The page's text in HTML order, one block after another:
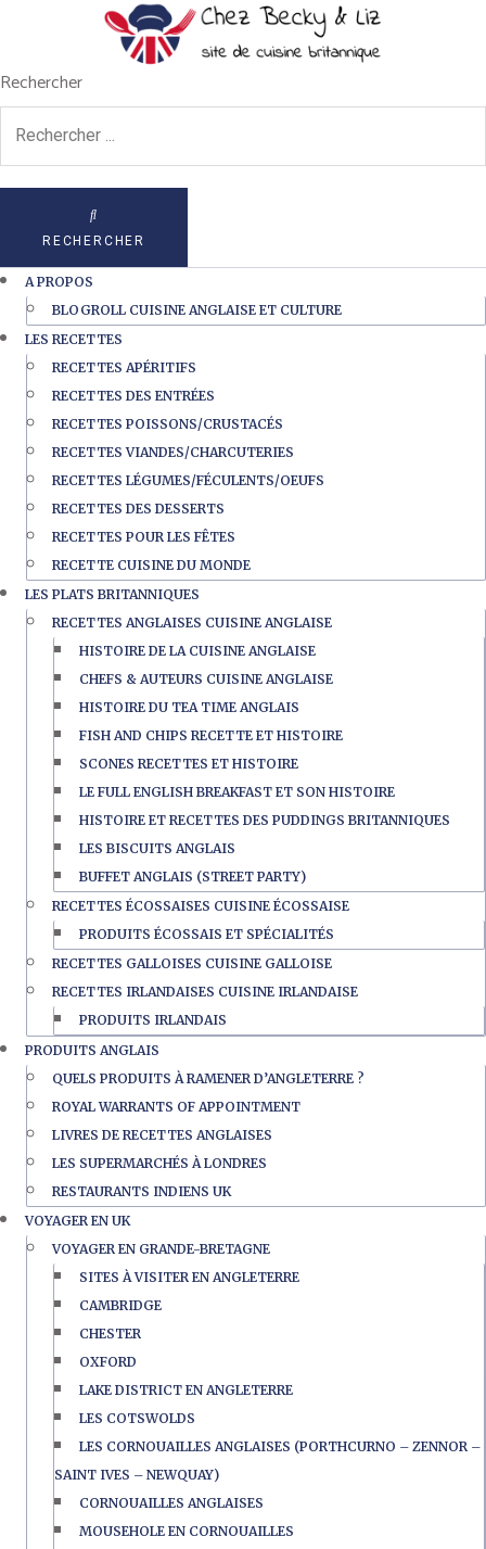
Rechercher
RECHERCHER
A PROPOS
BLOGROLL CUISINE ANGLAISE ET CULTURE
LES RECETTES
RECETTES APÉRITIFS
RECETTES DES ENTRÉES
RECETTES POISSONS/CRUSTACÉS
RECETTES VIANDES/CHARCUTERIES
RECETTES LÉGUMES/FÉCULENTS/OEUFS
RECETTES DES DESSERTS
RECETTES POUR LES FÊTES
RECETTE CUISINE DU MONDE
LES PLATS BRITANNIQUES
RECETTES ANGLAISES CUISINE ANGLAISE
HISTOIRE DE LA CUISINE ANGLAISE
CHEFS & AUTEURS CUISINE ANGLAISE
HISTOIRE DU TEA TIME ANGLAIS
FISH AND CHIPS RECETTE ET HISTOIRE
SCONES RECETTES ET HISTOIRE
LE FULL ENGLISH BREAKFAST ET SON HISTOIRE
HISTOIRE ET RECETTES DES PUDDINGS BRITANNIQUES
LES BISCUITS ANGLAIS
BUFFET ANGLAIS (STREET PARTY)
RECETTES ÉCOSSAISES CUISINE ÉCOSSAISE
PRODUITS ÉCOSSAIS ET SPÉCIALITÉS
RECETTES GALLOISES CUISINE GALLOISE
RECETTES IRLANDAISES CUISINE IRLANDAISE
PRODUITS IRLANDAIS
PRODUITS ANGLAIS
QUELS PRODUITS À RAMENER D’ANGLETERRE ?
ROYAL WARRANTS OF APPOINTMENT
LIVRES DE RECETTES ANGLAISES
LES SUPERMARCHÉS À LONDRES
RESTAURANTS INDIENS UK
VOYAGER EN UK
VOYAGER EN GRANDE-BRETAGNE
SITES À VISITER EN ANGLETERRE
CAMBRIDGE
CHESTER
OXFORD
LAKE DISTRICT EN ANGLETERRE
LES COTSWOLDS
LES CORNOUAILLES ANGLAISES (PORTHCURNO – ZENNOR –
SAINT IVES – NEWQUAY)
CORNOUAILLES ANGLAISES
MOUSEHOLE EN CORNOUAILLES